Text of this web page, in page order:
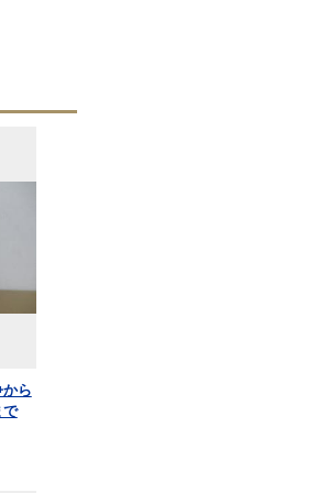
ら
で